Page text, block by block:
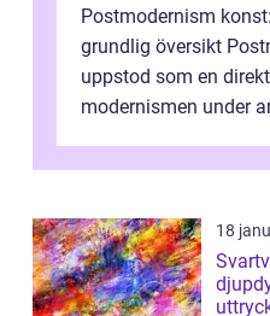
Postmodernism
grundlig översikt
uppstod som en
modernismen under
...
18